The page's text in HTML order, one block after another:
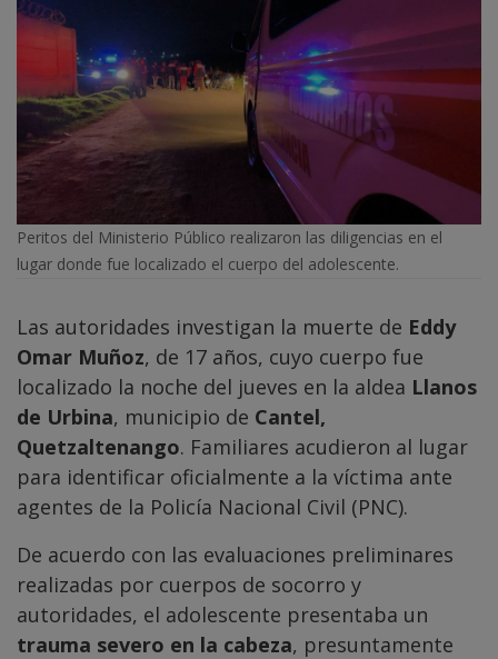
Peritos del Ministerio Público realizaron las diligencias en el
lugar donde fue localizado el cuerpo del adolescente.
Las autoridades investigan la muerte de Eddy
Omar Muñoz, de 17 años, cuyo cuerpo fue
localizado la noche del jueves en la aldea Llanos
de Urbina, municipio de Cantel,
Quetzaltenango. Familiares acudieron al lugar
para identificar oficialmente a la víctima ante
agentes de la Policía Nacional Civil (PNC).
De acuerdo con las evaluaciones preliminares
realizadas por cuerpos de socorro y
autoridades, el adolescente presentaba un
trauma severo en la cabeza, presuntamente